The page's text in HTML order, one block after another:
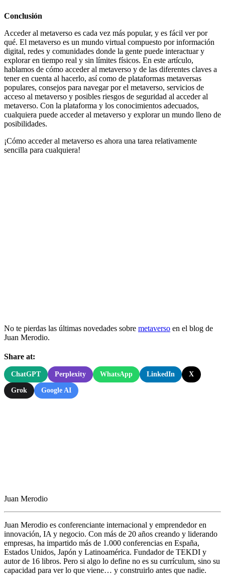
Conclusión
Acceder al metaverso es cada vez más popular, y es fácil ver por
qué. El metaverso es un mundo virtual compuesto por información
digital, redes y comunidades donde la gente puede interactuar y
explorar en tiempo real y sin límites físicos. En este artículo,
hablamos de cómo acceder al metaverso y de las diferentes claves a
tener en cuenta al hacerlo, así como de plataformas metaversas
populares, consejos para navegar por el metaverso, servicios de
acceso al metaverso y posibles riesgos de seguridad al acceder al
metaverso. Con la plataforma y los conocimientos adecuados,
cualquiera puede acceder al metaverso y explorar un mundo lleno de
posibilidades.
¡Cómo acceder al metaverso es ahora una tarea relativamente
sencilla para cualquiera!
No te pierdas las últimas novedades sobre metaverso en el blog de
Juan Merodio.
Share at:
ChatGPT Perplexity WhatsApp LinkedIn X
Grok Google AI
Juan Merodio
Juan Merodio es conferenciante internacional y emprendedor en
innovación, IA y negocio. Con más de 20 años creando y liderando
empresas, ha impartido más de 1.000 conferencias en España,
Estados Unidos, Japón y Latinoamérica. Fundador de TEKDI y
autor de 16 libros. Pero si algo lo define no es su currículum, sino su
capacidad para ver lo que viene… y construirlo antes que nadie.